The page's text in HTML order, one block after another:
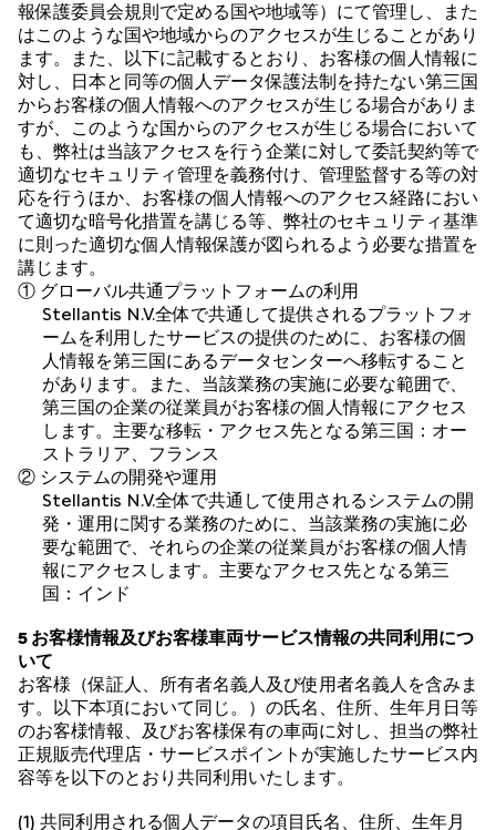
報保護委員会規則で定める国や地域等）にて管理し、また
はこのような国や地域からのアクセスが生じることがあり
ます。また、以下に記載するとおり、お客様の個人情報に
対し、日本と同等の個人データ保護法制を持たない第三国
からお客様の個人情報へのアクセスが生じる場合がありま
すが、このような国からのアクセスが生じる場合において
も、弊社は当該アクセスを行う企業に対して委託契約等で
適切なセキュリティ管理を義務付け、管理監督する等の対
応を行うほか、お客様の個人情報へのアクセス経路におい
て適切な暗号化措置を講じる等、弊社のセキュリティ基準
に則った適切な個人情報保護が図られるよう必要な措置を
講じます。
① グローバル共通プラットフォームの利用
Stellantis N.V.全体で共通して提供されるプラットフォ
ームを利用したサービスの提供のために、お客様の個
人情報を第三国にあるデータセンターへ移転すること
があります。また、当該業務の実施に必要な範囲で、
第三国の企業の従業員がお客様の個人情報にアクセス
します。主要な移転・アクセス先となる第三国：オー
ストラリア、フランス
② システムの開発や運用
Stellantis N.V.全体で共通して使用されるシステムの開
発・運用に関する業務のために、当該業務の実施に必
要な範囲で、それらの企業の従業員がお客様の個人情
報にアクセスします。主要なアクセス先となる第三
国：インド
5 お客様情報及びお客様車両サービス情報の共同利用につ
いて
お客様（保証人、所有者名義人及び使用者名義人を含みま
す。以下本項において同じ。）の氏名、住所、生年月日等
のお客様情報、及びお客様保有の車両に対し、担当の弊社
正規販売代理店・サービスポイントが実施したサービス内
容等を以下のとおり共同利用いたします。
(1) 共同利用される個人データの項目氏名、住所、生年月